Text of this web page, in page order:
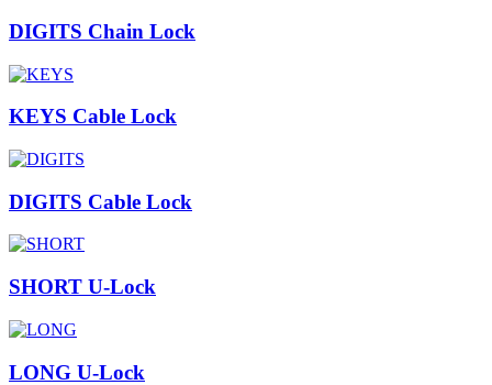
DIGITS Chain Lock
KEYS Cable Lock
DIGITS Cable Lock
SHORT U-Lock
LONG U-Lock